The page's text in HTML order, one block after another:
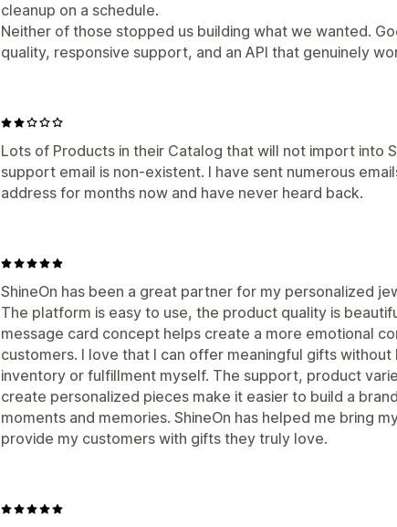
cleanup on a schedule.
Neither of those stopped us building what we wanted.
quality, responsive support, and an API that genuinely
Lots of Products in their Catalog that will not import into
support email is non-existent. I have sent numerous
address for months now and have never heard back.
ShineOn has been a great partner for my personalized
The platform is easy to use, the product quality is
message card concept helps create a more emotional
customers. I love that I can offer meaningful gifts without
inventory or fulfillment myself. The support, product
create personalized pieces make it easier to build a
moments and memories. ShineOn has helped me bring
provide my customers with gifts they truly love.